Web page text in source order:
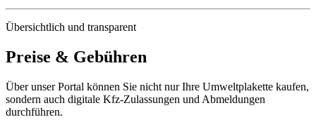
Übersichtlich und transparent
Preise & Gebühren
Über unser Portal können Sie nicht nur Ihre Umweltplakette kaufen,
sondern auch digitale Kfz-Zulassungen und Abmeldungen
durchführen.